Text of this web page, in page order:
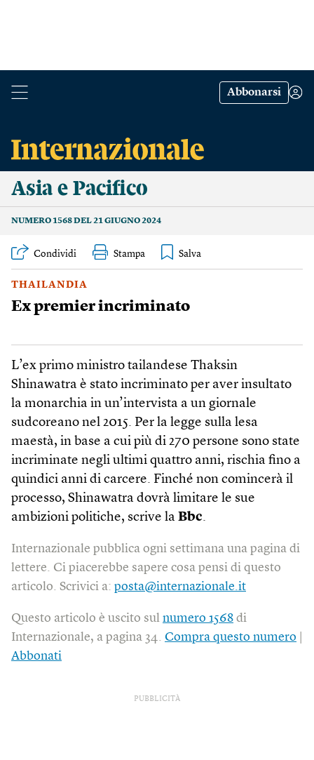
Abbonarsi
Asia e Pacifico
NUMERO 1568 DEL 21 GIUGNO 2024
Condividi Stampa
THAILANDIA
Ex premier incriminato
L’ex primo ministro tailandese Thaksin
Shinawatra è stato incriminato per aver insultato
la monarchia in un’intervista a un giornale
sudcoreano nel 2015. Per la legge sulla lesa
maestà, in base a cui più di 270 persone sono state
incriminate negli ultimi quattro anni, rischia fino a
quindici anni di carcere. Finché non comincerà il
processo, Shinawatra dovrà limitare le sue
ambizioni politiche, scrive la Bbc.
Internazionale pubblica ogni settimana una pagina di
lettere. Ci piacerebbe sapere cosa pensi di questo
articolo. Scrivici a: posta@internazionale.it
Questo articolo è uscito sul numero 1568 di
Internazionale, a pagina 34. Compra questo numero
Abbonati
PUBBLICITÀ